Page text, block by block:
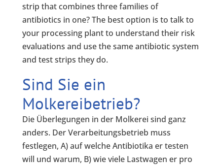
strip that combines three families of
antibiotics in one? The best option is to talk to
your processing plant to understand their risk
evaluations and use the same antibiotic system
and test strips they do.
Sind Sie ein
Molkereibetrieb?
Die Überlegungen in der Molkerei sind ganz
anders. Der Verarbeitungsbetrieb muss
festlegen, A) auf welche Antibiotika er testen
will und warum, B) wie viele Lastwagen er pro